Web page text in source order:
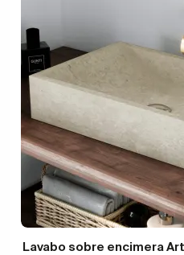
Lavabo sobre encimera